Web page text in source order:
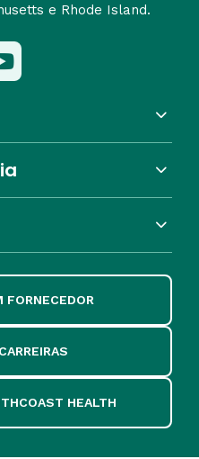
e Rhode Island.
FORNECEDOR
HEALTH